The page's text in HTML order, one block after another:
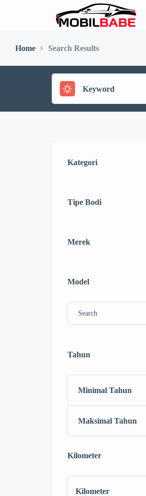
Home Search Results
Kategori
Tipe Bodi
Merek
Model
Tahun
Kilometer
Kilometer